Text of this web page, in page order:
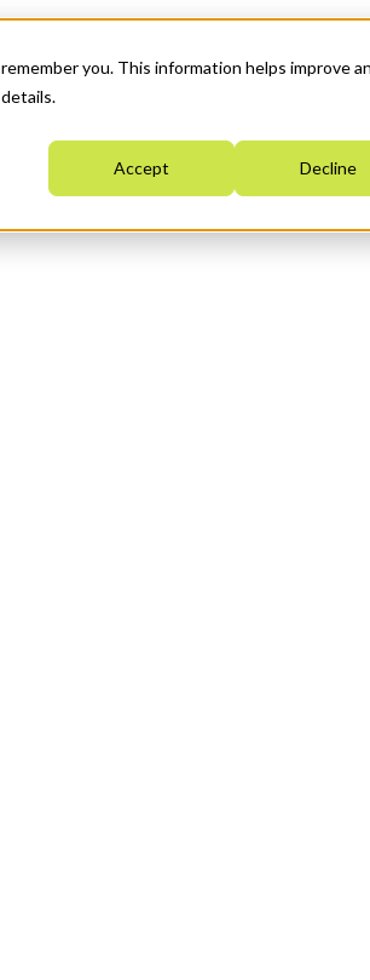
you. This information helps improve
Accept Decline